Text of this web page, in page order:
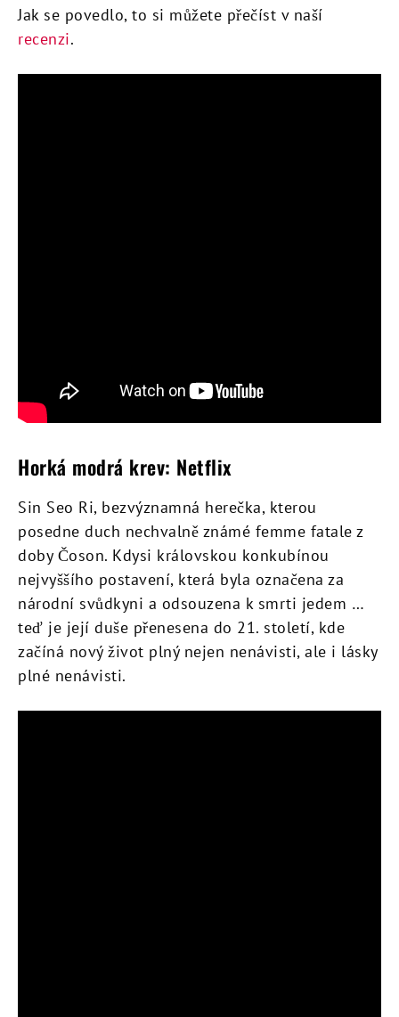
Jak se povedlo, to si můžete přečíst v naší
recenzi.
Horká modrá krev: Netflix
Sin Seo Ri, bezvýznamná herečka, kterou
posedne duch nechvalně známé femme fatale z
doby Čoson. Kdysi královskou konkubínou
nejvyššího postavení, která byla označena za
národní svůdkyni a odsouzena k smrti jedem …
teď je její duše přenesena do 21. století, kde
začíná nový život plný nejen nenávisti, ale i lásky
plné nenávisti.